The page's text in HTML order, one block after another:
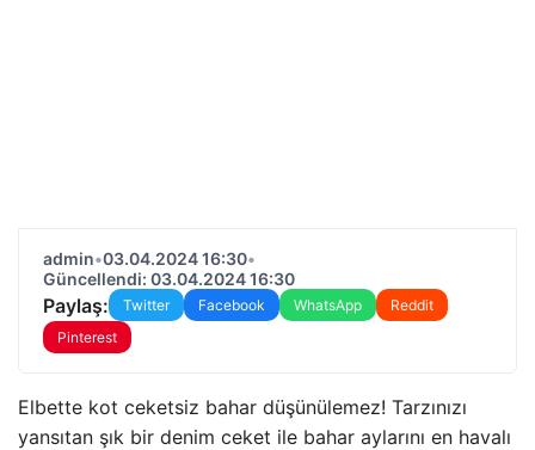
admin•03.04.2024 16:30•
Güncellendi: 03.04.2024 16:30
Paylaş: Twitter Facebook WhatsApp
Reddit
Pinterest
Elbette kot ceketsiz bahar düşünülemez! Tarzınızı
yansıtan şık bir denim ceket ile bahar aylarını en havalı